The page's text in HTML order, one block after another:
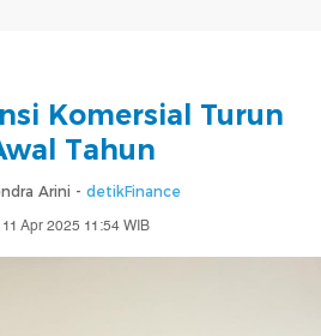
Komersial Turun
Tahun
Arini - detikFinance
Apr 2025 11:54 WIB